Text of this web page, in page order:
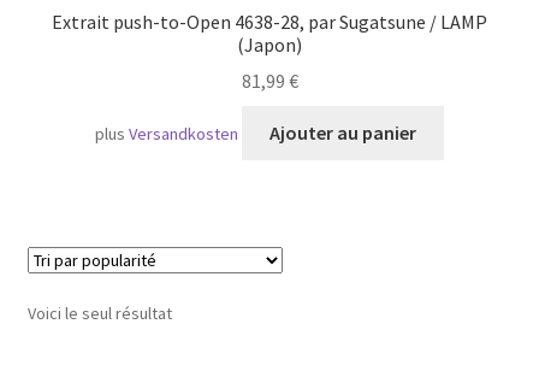
Extrait push-to-Open 4638-28, par Sugatsune / LAMP
(Japon)
81,99 €
plusVersandkosten Ajouter au panier
Voici le seul résultat